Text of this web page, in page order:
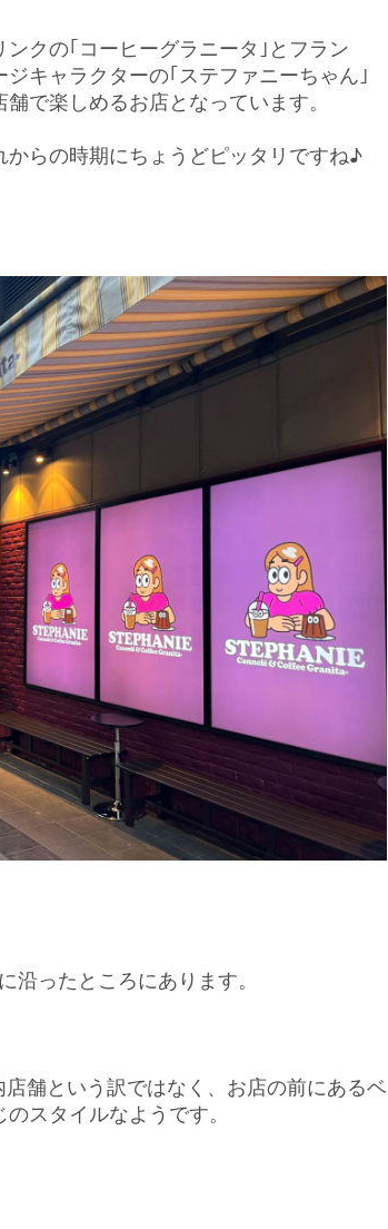
クの｢コーヒーグラニータ｣とフラン
キャラクターの｢ステファニーちゃん｣
で楽しめるお店となっています。
らの時期にちょうどピッタリですね♪
沿ったところにあります。
舗という訳ではなく、お店の前にあるベ
スタイルなようです。